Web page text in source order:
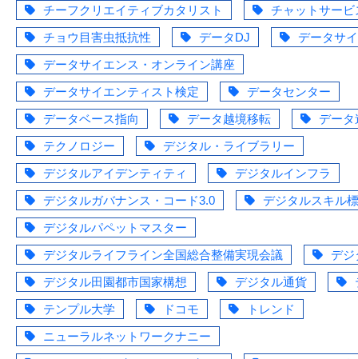
チーフクリエイティブカタリスト
チャットサービ
チョウ目害虫抵抗性
データDJ
データサ
データサイエンス・オンライン講座
データサイエンティスト検定
データセンター
データベース指向
データ越境移転
デー
テクノロジー
デジタル・ライブラリー
デジタルアイデンティティ
デジタルインフラ
デジタルガバナンス・コード3.0
デジタルスキル
デジタルパペットマスター
デジタルライフライン全国総合整備実現会議
デジ
デジタル田園都市国家構想
デジタル通貨
テンプル大学
ドコモ
トレンド
ニューラルネットワークナニー